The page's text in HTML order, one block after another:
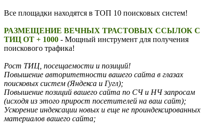
Все площадки находятся в ТОП 10 поисковых систем!
РАЗМЕЩЕНИЕ ВЕЧНЫХ ТРАСТОВЫХ ССЫЛОК С
ТИЦ ОТ + 1000 - Мощный инструмент для получения
поискового трафика!
Рост ТИЦ, посещаемости и позиций!
Повышение авторитетности вашего сайта в глазах
поисковых систем (Яндекса и Гугл);
Повышение позиций вашего сайта по СЧ и НЧ запросам
(исходя из этого прирост посетителей на ваш сайт);
Ускорение индексации новых и еще не проиндексированных
материалов вашего сайта;